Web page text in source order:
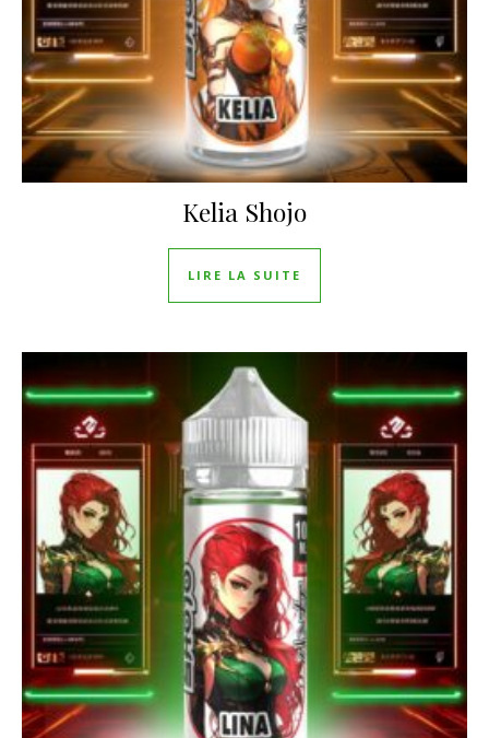
Kelia Shojo
LIRE LA SUITE